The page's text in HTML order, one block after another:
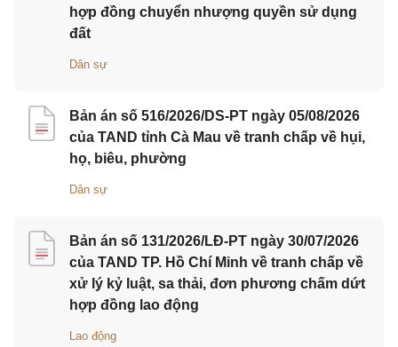
hợp đồng chuyển nhượng quyền sử dụng
đất
Dân sự
Bản án số 516/2026/DS-PT ngày 05/08/2026
của TAND tỉnh Cà Mau về tranh chấp về hụi,
họ, biêu, phường
Dân sự
Bản án số 131/2026/LĐ-PT ngày 30/07/2026
của TAND TP. Hồ Chí Minh về tranh chấp về
xử lý kỷ luật, sa thải, đơn phương chấm dứt
hợp đồng lao động
Lao động